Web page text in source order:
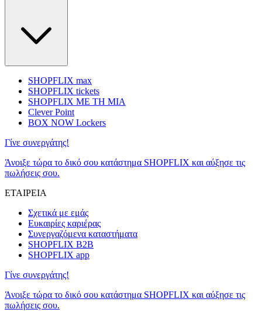
SHOPFLIX max
SHOPFLIX tickets
SHOPFLIX ΜΕ ΤΗ ΜΙΑ
Clever Point
BOX NOW Lockers
Γίνε συνεργάτης!
Άνοιξε τώρα το δικό σου κατάστημα SHOPFLIX και αύξησε τις
πωλήσεις σου.
ΕΤΑΙΡΕΙΑ
Σχετικά με εμάς
Ευκαιρίες καριέρας
Συνεργαζόμενα καταστήματα
SHOPFLIX B2B
SHOPFLIX app
Γίνε συνεργάτης!
Άνοιξε τώρα το δικό σου κατάστημα SHOPFLIX και αύξησε τις
πωλήσεις σου.